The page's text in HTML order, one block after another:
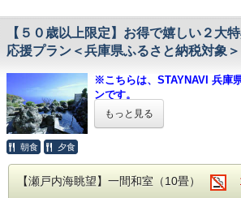
■温泉 ～名湯100選に選
疲労回復や美肌効果のあ
瀬戸内海を一望できる絶
外温泉
◇◆◇お食事についてのご案
※当日の仕入れ状況にあわせ、
※２階お食事処にてご用意いたし
※お子様も含めましてアレル
までご連絡下さいませ。
◇当館は鯖を含む青魚を使用
ため、前日や当日ではご対応
■人気オプション「鯛の塩釜焼き
せりと柿の白和え クコ
サーモン柿の葉寿司 玉子
松葉蛸 あわふ田楽
造 里：季節の三種盛
焼 物：鰆の味噌焼き
強 肴：和牛の陶板焼
御 飯：季節の釜飯
香の物：二種盛
♢仕入れの都合により内容が変
【５０歳以上限定】お得で嬉しい２大
応援プラン＜兵庫県ふるさと納税対象＞
※こちらは、STAYNAVI 兵庫
ンです。
※ふるさと納税をご利用され
・当館では全てのプラン（事
ンは不可）で納税額の30％が
もっと見る
朝食 夕食
【瀬戸内海眺望】一間和室（10畳）